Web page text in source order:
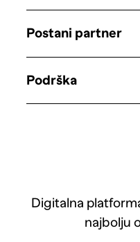
Digitalna
najbolju
Postani partner
Podrška